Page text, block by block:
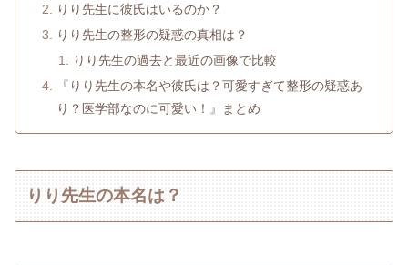
りり先生に彼氏はいるのか？
りり先生の整形の疑惑の真相は？
りり先生の過去と最近の画像で比較
『りり先生の本名や彼氏は？可愛すぎて整形の疑惑あ
り？医学部なのに可愛い！』まとめ
りり先生の本名は？